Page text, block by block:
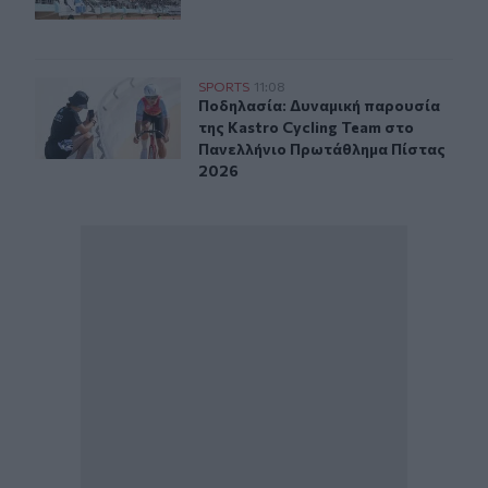
Ποδηλασία: Δυναμική παρουσία της Kastro Cycling
SPORTS 11:08
Ποδηλασία: Δυναμική παρουσία
Ποδηλασία: Δυναμική παρουσία
της Kastro Cycling Team στο
Πανελλήνιο Πρωτάθλημα Πίστας
2026